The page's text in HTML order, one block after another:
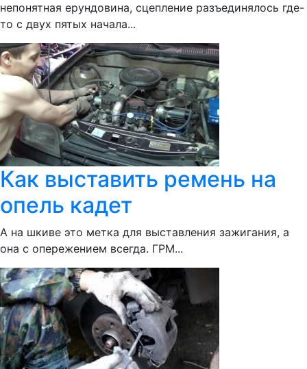
непонятная ерундовина, сцепление разъединялось где-
то с двух пятых начала...
Как выставить ремень на
опель кадет
А на шкиве это метка для выставления зажигания, а
она с опережением всегда. ГРМ...